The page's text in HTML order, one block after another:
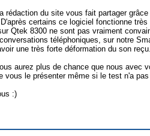
rédaction du site vous fait partager
. D'après certains ce logiciel fonctionne
Qtek 8300 ne sont pas vraiment
téléphoniques, sur notre
une très forte déformation du son reçu.
aurez plus de chance que nous avec
vous le présenter même si le test n'a pas
:)